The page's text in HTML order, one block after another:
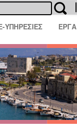
ΥΠΗΡΕΣΙΕΣ